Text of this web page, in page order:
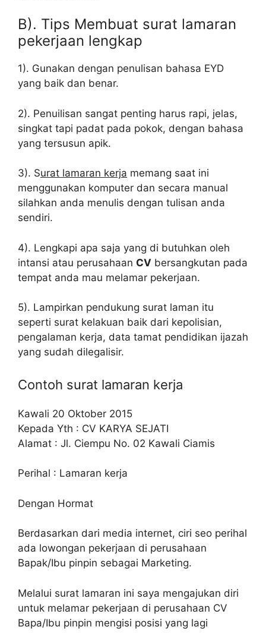
B). Tips Membuat surat lamaran
pekerjaan lengkap
1). Gunakan dengan penulisan bahasa EYD
yang baik dan benar.
2). Penuilisan sangat penting harus rapi, jelas,
singkat tapi padat pada pokok, dengan bahasa
yang tersusun apik.
3). Surat lamaran kerja memang saat ini
menggunakan komputer dan secara manual
silahkan anda menulis dengan tulisan anda
sendiri.
4). Lengkapi apa saja yang di butuhkan oleh
intansi atau perusahaan CV bersangkutan pada
tempat anda mau melamar pekerjaan.
5). Lampirkan pendukung surat laman itu
seperti surat kelakuan baik dari kepolisian,
pengalaman kerja, data tamat pendidikan ijazah
yang sudah dilegalisir.
Contoh surat lamaran kerja
Kawali 20 Oktober 2015
Kepada Yth : CV KARYA SEJATI
Alamat : Jl. Ciempu No. 02 Kawali Ciamis
Perihal : Lamaran kerja
Dengan Hormat
Berdasarkan dari media internet, ciri seo perihal
ada lowongan pekerjaan di perusahaan
Bapak/Ibu pinpin sebagai Marketing.
Melalui surat lamaran ini saya mengajukan diri
untuk melamar pekerjaan di perusahaan CV
Bapa/Ibu pinpin mengisi posisi yang lagi